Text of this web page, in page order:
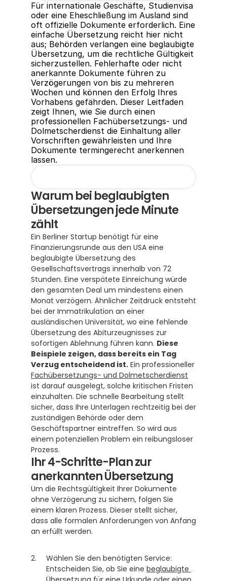
Für internationale Geschäfte, Studienvisa
oder eine Eheschließung im Ausland sind
oft offizielle Dokumente erforderlich. Eine
einfache Übersetzung reicht hier nicht
aus; Behörden verlangen eine beglaubigte
Übersetzung, um die rechtliche Gültigkeit
sicherzustellen. Fehlerhafte oder nicht
anerkannte Dokumente führen zu
Verzögerungen von bis zu mehreren
Wochen und können den Erfolg Ihres
Vorhabens gefährden. Dieser Leitfaden
zeigt Ihnen, wie Sie durch einen
professionellen Fachübersetzungs- und
Dolmetscherdienst die Einhaltung aller
Vorschriften gewährleisten und Ihre
Dokumente termingerecht anerkennen
lassen.
Warum bei beglaubigten
Übersetzungen jede Minute
zählt
Ein Berliner Startup benötigt für eine
Finanzierungsrunde aus den USA eine
beglaubigte Übersetzung des
Gesellschaftsvertrags innerhalb von 72
Stunden. Eine verspätete Einreichung würde
den gesamten Deal um mindestens einen
Monat verzögern. Ähnlicher Zeitdruck entsteht
bei der Immatrikulation an einer
ausländischen Universität, wo eine fehlende
Übersetzung des Abiturzeugnisses zur
sofortigen Ablehnung führen kann. Diese
Beispiele zeigen, dass bereits ein Tag
Verzug entscheidend ist.
Fachübersetzungs- und Dolmetscherdienst
ist darauf ausgelegt, solche kritischen Fristen
einzuhalten. Die schnelle Bearbeitung stellt
sicher, dass Ihre Unterlagen rechtzeitig bei der
zuständigen Behörde oder dem
Geschäftspartner eintreffen. So wird aus
einem potenziellen Problem ein reibungsloser
Prozess.
Ihr 4-Schritte-Plan zur
anerkannten Übersetzung
Um die Rechtsgültigkeit Ihrer Dokumente
ohne Verzögerung zu sichern, folgen Sie
einem klaren Prozess. Dieser stellt sicher,
dass alle formalen Anforderungen von Anfang
an erfüllt werden.
Wählen Sie den benötigten Service:
Entscheiden Sie, ob Sie eine beglaubigte